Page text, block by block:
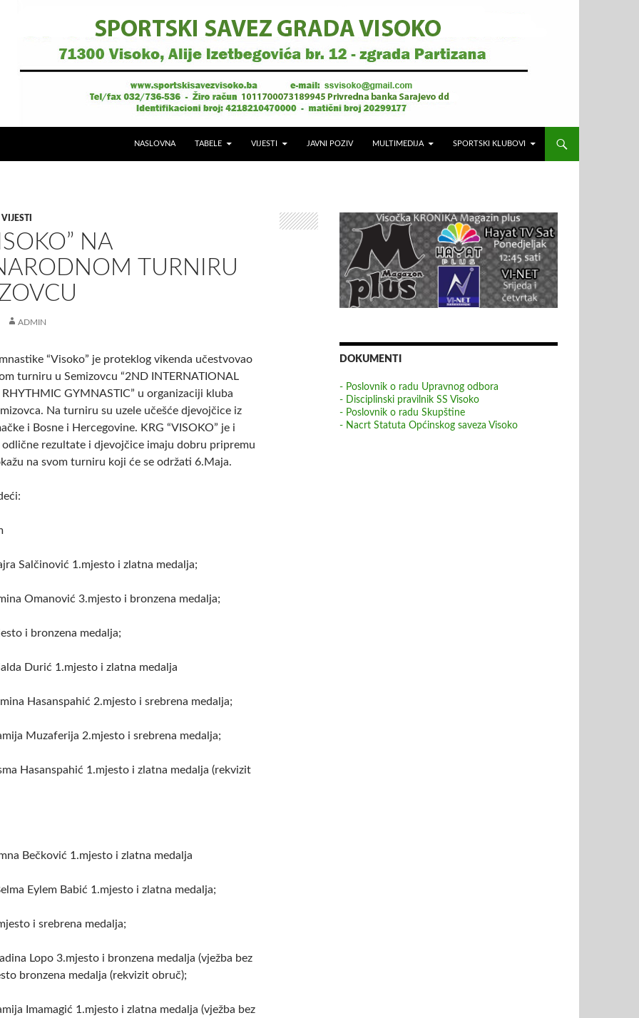
NASLOVNA TABELE VIJESTI JAVNI POZIV MULTIMEDIJA SPORTSKI KLUBOVI
VIJESTI
NA
TURNIRU
ADMIN
“Visoko” je proteklog vikenda učestvovao
turniru u Semizovcu “2ND INTERNATIONAL
GYMNASTIC” u organizaciji kluba
Na turniru su uzele učešće djevojčice iz
i Bosne i Hercegovine. KRG “VISOKO” je i
rezultate i djevojčice imaju dobru pripremu
na svom turniru koji će se održati 6.Maja.
Salčinović 1.mjesto i zlatna medalja;
Omanović 3.mjesto i bronzena medalja;
i bronzena medalja;
Durić 1.mjesto i zlatna medalja
Hasanspahić 2.mjesto i srebrena medalja;
Muzaferija 2.mjesto i srebrena medalja;
Hasanspahić 1.mjesto i zlatna medalja (rekvizit
Bečković 1.mjesto i zlatna medalja
Eylem Babić 1.mjesto i zlatna medalja;
i srebrena medalja;
Lopo 3.mjesto i bronzena medalja (vježba bez
bronzena medalja (rekvizit obruč);
Imamagić 1.mjesto i zlatna medalja (vježba bez
DOKUMENTI
- Poslovnik o radu Upravnog odbora
- Disciplinski pravilnik SS Visoko
- Poslovnik o radu Skupštine
- Nacrt Statuta Općinskog saveza Visoko